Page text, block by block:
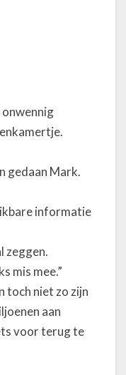
onwennig
gedaan Mark.
informatie
zeggen.
mis mee.”
toch niet zo zijn
aan
voor terug te